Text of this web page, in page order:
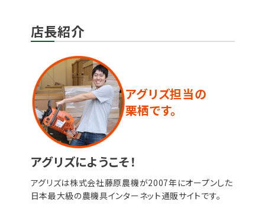
店長紹介
アグリズ担当の
栗栖です。
アグリズにようこそ！
アグリズは株式会社藤原農機が2007年にオープンした
日本最大級の農機具インターネット通販サイトです。